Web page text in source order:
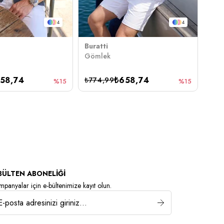
4
%15
4
Buratti
Gömlek
₺658,74
₺774,99 %15
ABONELİĞİ
için e-bültenimize kayıt olun.